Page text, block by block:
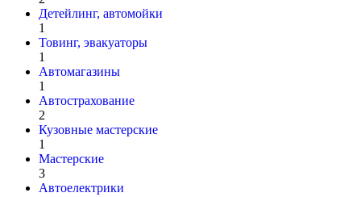
Детейлинг, автомойки
1
Товинг, эвакуаторы
1
Автомагазины
1
Автострахование
2
Кузовные мастерские
1
Мастерские
3
Автоелектрики